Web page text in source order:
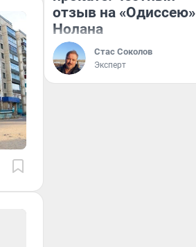
отзыв на «Одиссею»
Нолана
Стас Соколов
Эксперт